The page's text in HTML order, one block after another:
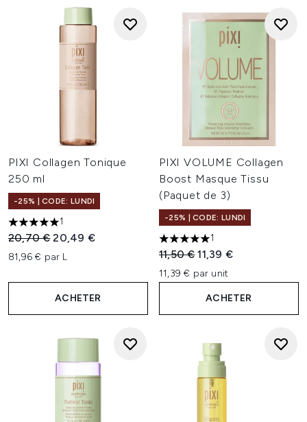
PIXI Collagen Tonique
250 ml
-25% | CODE: LUNDI
5 étoiles sur un maximum de 5
1
Prix de vente :
20,70 €Prix ​​actuel :
20,49 €
81,96 € par L
ACHETER
PIXI VOLUME Collagen
Boost Masque Tissu
(Paquet de 3)
-25% | CODE: LUNDI
5 étoiles sur un maximum de
1
Prix de vente :
11,50 €Prix ​​actuel :
11,39 €
11,39 € par unit
ACHETER